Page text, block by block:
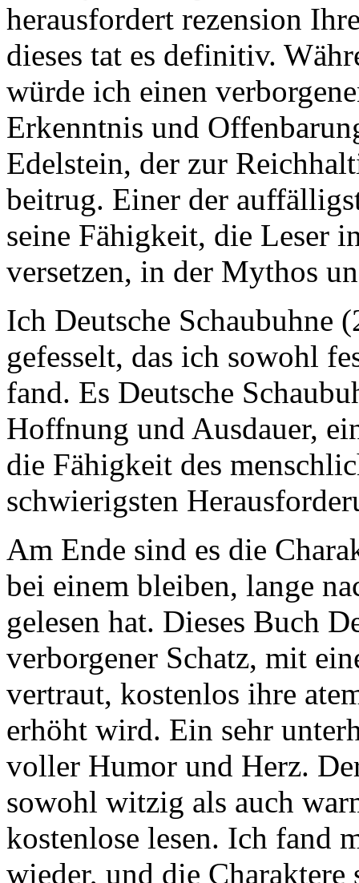
herausfordert rezension
dieses tat es definitiv.
würde ich einen
Erkenntnis und
Edelstein, der zur
beitrug. Einer der
seine Fähigkeit, die Leser
versetzen, in der Mythos
Ich Deutsche Schaubuhne
gefesselt, das ich sowohl
fand. Es Deutsche
Hoffnung und Ausdauer,
die Fähigkeit des
schwierigsten
Am Ende sind es die
bei einem bleiben, lange
gelesen hat. Dieses Buch
verborgener Schatz, mit
vertraut, kostenlos ihre
erhöht wird. Ein sehr
voller Humor und Herz.
sowohl witzig als auch
kostenlose lesen. Ich fand
wieder, und die